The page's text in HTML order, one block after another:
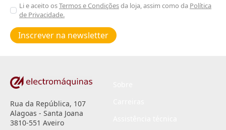
Aceitar
Poiticas
de
privacidade
Li e aceito osTermos e Condiçõesda loja, assim como da Política
de Privacidade.
Inscrever na newsletter
Rua da República, 107
Alagoas - Santa Joana
3810-551 Aveiro